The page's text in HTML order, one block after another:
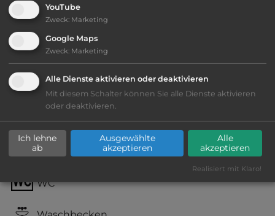
Lage: ansprechend
Geräuschkulisse: überwiegend ruhig
nur Barzahlung
Grasgelände, Wiese
Stromanschluss
WC
YouTube
Zweck: Marketing
Google Maps
Zweck: Marketing
Alle Dienste aktivieren oder deaktivieren
Mit diesem Schalter können Sie alle Dienste aktivieren
oder deaktivieren.
Ich lehne
ab
Ausgewählte
akzeptieren
Alle
akzeptieren
Realisiert mit Klaro!